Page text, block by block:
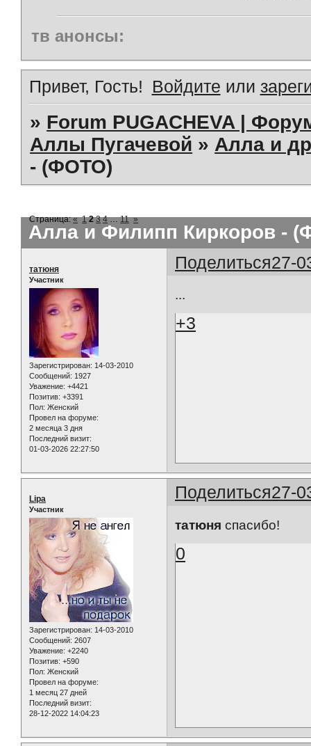
тв анонсы:
Привет, Гость! Войдите или
» Forum PUGACHEVA |
Аллы Пугачевой » Алла и
- (ФОТО)
Алла и Филипп Киркоров -
Страница:« 1 2 3 4 … 11 »
Поделиться27-
татюня
Участник
Зарегистрирован: 14-03-2010
Сообщений: 1927
Уважение: +4421
Позитив: +3391
Пол: Женский
Провел на форуме:
2 месяца 3 дня
Последний визит:
01-03-2026 22:27:50
...
+3
Поделиться27-
Lipa
Участник
Зарегистрирован: 14-03-2010
Сообщений: 2607
Уважение: +2240
Позитив: +590
Пол: Женский
Провел на форуме:
1 месяц 27 дней
Последний визит:
28-12-2022 14:04:23
татюня спасибо!
0